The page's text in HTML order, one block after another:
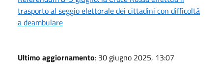
trasporto al seggio elettorale dei cittadini con difficoltà
a deambulare
Ultimo aggiornamento: 30 giugno 2025, 13:07